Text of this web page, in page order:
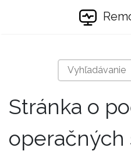
Stránka o
operačných